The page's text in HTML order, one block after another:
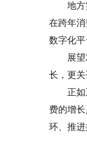
地方实
在跨年
数字化
展望
长，更
正如王
费的增
环、推